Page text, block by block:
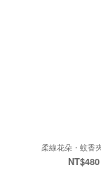
柔線花朵・蚊香
NT$480